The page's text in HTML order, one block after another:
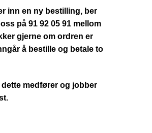
inn en ny bestilling, ber
på 91 92 05 91 mellom
gjerne om ordren er
å bestille og betale to
medfører og jobber